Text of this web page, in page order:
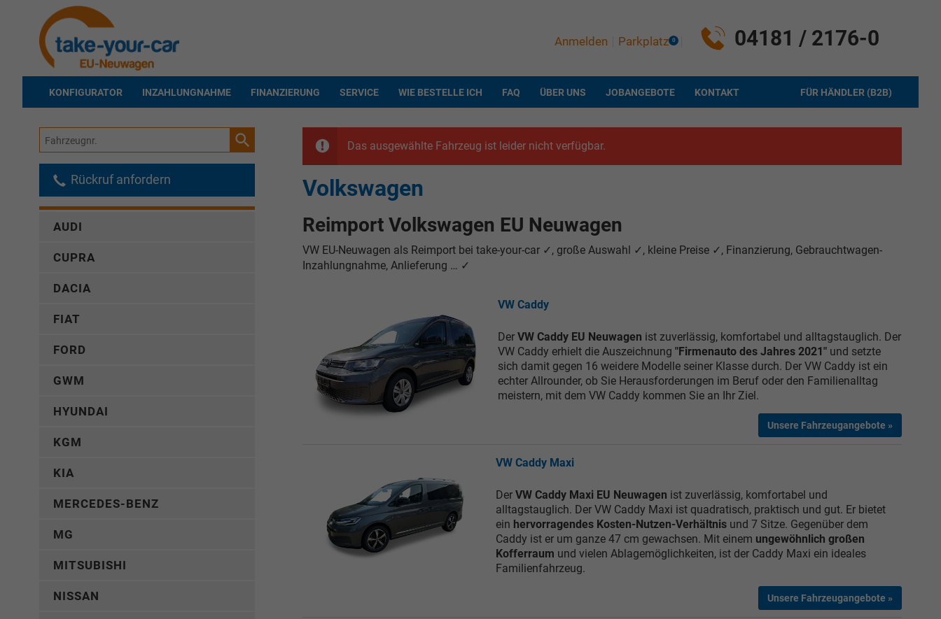
04181 / 2176-0
Anmelden Parkplatz 0
KONFIGURATOR INZAHLUNGNAHME FINANZIERUNG SERVICE WIE BESTELLE ICH FAQ ÜBER UNS JOBANGEBOTE FÜR HÄNDLER (B2B)
KONTAKT
Das ausgewählte Fahrzeug ist leider nicht verfügbar.
Volkswagen
Reimport Volkswagen EU Neuwagen
VW EU-Neuwagen als Reimport bei take-your-car ✓, große Auswahl ✓, kleine Preise ✓, Finanzierung, Gebrauchtwagen-
Inzahlungnahme, Anlieferung … ✓
VW Caddy
Der VW Caddy EU Neuwagen ist zuverlässig, komfortabel und alltagstauglich. Der
VW Caddy erhielt die Auszeichnung "Firmenauto des Jahres 2021"und setzte
sich damit gegen 16 weidere Modelle seiner Klasse durch. Der VW Caddy ist ein
echter Allrounder, ob Sie Herausforderungen im Beruf oder den Familienalltag
meistern, mit dem VW Caddy kommen Sie an Ihr Ziel.
Unsere Fahrzeugangebote »
VW Caddy Maxi
Der VW Caddy Maxi EU Neuwagen ist zuverlässig, komfortabel und
alltagstauglich. Der VW Caddy Maxi ist quadratisch, praktisch und gut. Er bietet
ein hervorragendes Kosten-Nutzen-Verhältnisund 7 Sitze. Gegenüber dem
Caddy ist er um ganze 47 cm gewachsen. Mit einem ungewöhnlich großen
Kofferraum und vielen Ablagemöglichkeiten, ist der Caddy Maxi ein ideales
Familienfahrzeug.
Unsere Fahrzeugangebote »
Fahrzeugnr.
Rückruf anfordern
AUDI
CUPRA
DACIA
FIAT
FORD
GWM
HYUNDAI
KGM
KIA
MERCEDES-BENZ
MG
MITSUBISHI
NISSAN